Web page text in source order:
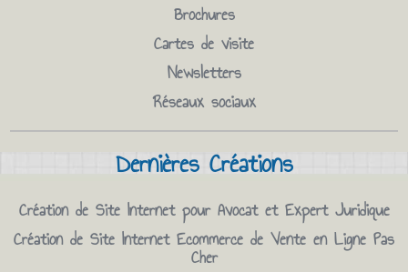
Brochures
Cartes de visite
Newsletters
Réseaux sociaux
Dernières Créations
Création de Site Internet pour Avocat et Expert Juridique
Création de Site Internet Ecommerce de Vente en Ligne Pas
Cher